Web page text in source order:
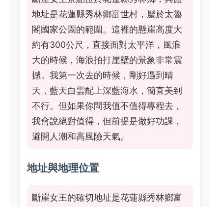
地址是花蓮縣秀林鄉富世村，屬於太魯
閣國家公園的範圍。這裡的懸崖高度大
約有300公尺，直接面對太平洋，風浪
大的時候，海浪拍打崖壁的景象非常震
撼。我第一次去的時候，剛好遇到晴
天，藍天白雲配上深藍海水，簡直美到
不行。但如果你問我值不值得專程去，
我會說絕對值得，但前提是做好功課，
避開人潮和高風險天氣。
地址與地理位置
斷崖女王的確切地址是花蓮縣秀林鄉富